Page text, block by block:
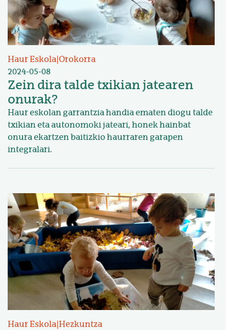
Haur Eskola|Orokorra
2024-05-08
Zein dira talde txikian jatearen
onurak?
Haur eskolan garrantzia handia ematen diogu talde
txikian eta autonomoki jateari, honek hainbat
onura ekartzen baitizkio haurraren garapen
integralari.
Irudia
Haur Eskola|Hezkuntza